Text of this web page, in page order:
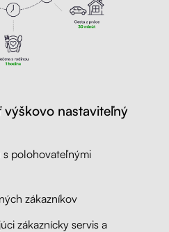
nastaviteľný
polohovateľnými
zákazníkov
zákaznícky servis a